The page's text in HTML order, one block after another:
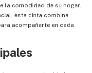
la comodidad de su hogar.
esta cinta combina
acompañarte en cada